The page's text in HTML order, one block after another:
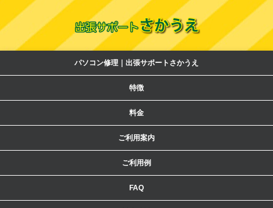
パソコン修理｜出張サポートさかうえ
特徴
料金
ご利用案内
ご利用例
FAQ